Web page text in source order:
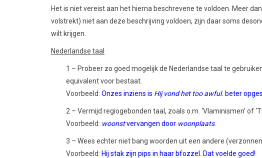
Het is niet vereist aan het hierna beschrevene te voldoen. Meer
volstrekt) niet aan deze beschrijving voldoen, zijn daar soms
wilt krijgen.
Nederlandse taal
1 – Probeer zo goed mogelijk de Nederlandse taal te
equivalent voor bestaat.
Voorbeeld: Onzes inziens is Hij vond het too awful. beter
2 – Vermijd regiogebonden taal, zoals o.m. ‘Vlaminismen’ of
Voorbeeld: woonstvervangen door woonplaats.
3 – Wees echter niet bang woorden uit een andere
Voorbeeld: Hij stak zijn pips in haar bfozzel. Dat voelde goed!